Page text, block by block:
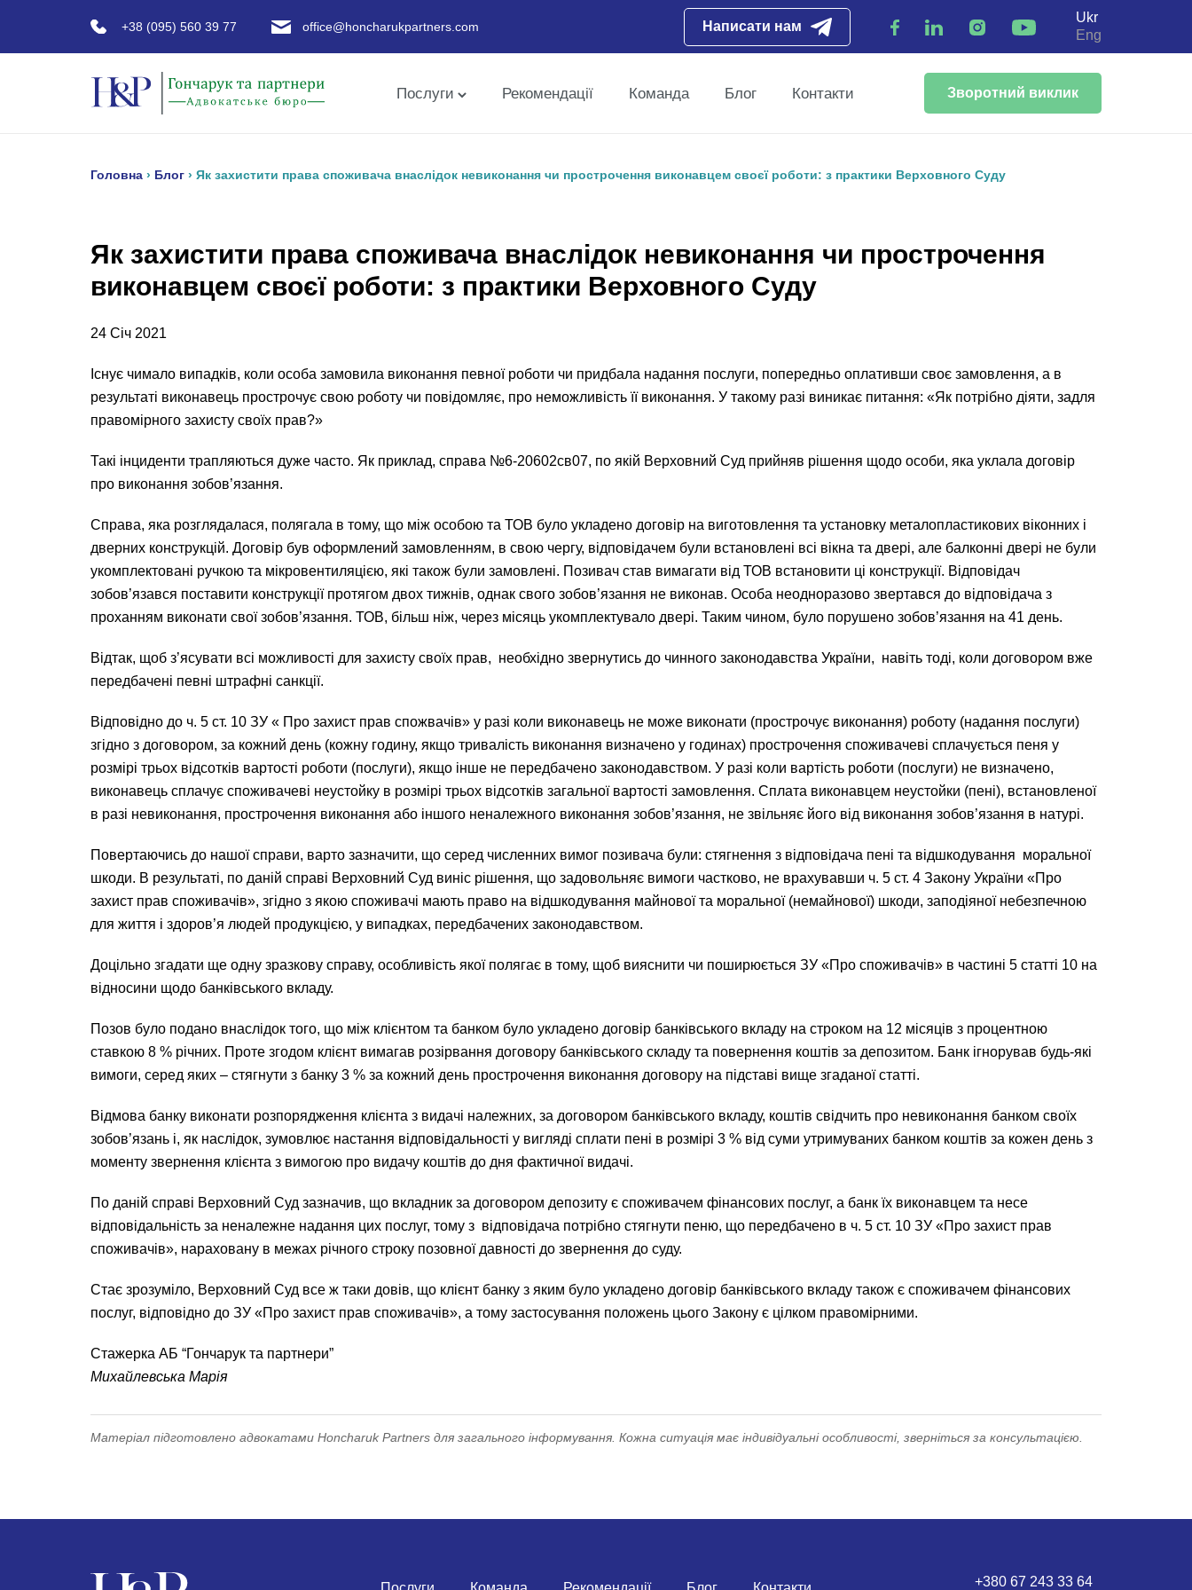
+38 (095) 560 39 77 office@honcharukpartners.com Написати нам
Ukr
Eng
Послуги Рекомендації Команда Блог Контакти Зворотний виклик
Головна › Блог › Як захистити права споживача внаслідок невиконання чи прострочення виконавцем своєї роботи: з практики Верховного Суду
Як захистити права споживача внаслідок невиконання чи прострочення
виконавцем своєї роботи: з практики Верховного Суду
24 Січ 2021
Існує чимало випадків, коли особа замовила виконання певної роботи чи придбала надання послуги, попередньо оплативши своє замовлення, а в
результаті виконавець прострочує свою роботу чи повідомляє, про неможливість її виконання. У такому разі виникає питання: «Як потрібно діяти, задля
правомірного захисту своїх прав?»
Такі інциденти трапляються дуже часто. Як приклад, справа №6-20602св07, по якій Верховний Суд прийняв рішення щодо особи, яка уклала договір
про виконання зобов’язання.
Справа, яка розглядалася, полягала в тому, що між особою та ТОВ було укладено договір на виготовлення та установку металопластикових віконних і
дверних конструкцій. Договір був оформлений замовленням, в свою чергу, відповідачем були встановлені всі вікна та двері, але балконні двері не були
укомплектовані ручкою та мікровентиляцією, які також були замовлені. Позивач став вимагати від ТОВ встановити ці конструкції. Відповідач
зобов’язався поставити конструкції протягом двох тижнів, однак свого зобов’язання не виконав. Особа неодноразово звертався до відповідача з
проханням виконати свої зобов’язання. ТОВ, більш ніж, через місяць укомплектувало двері. Таким чином, було порушено зобов’язання на 41 день.
Відтак, щоб з’ясувати всі можливості для захисту своїх прав, необхідно звернутись до чинного законодавства України, навіть тоді, коли договором вже
передбачені певні штрафні санкції.
Відповідно до ч. 5 ст. 10 ЗУ « Про захист прав спожвачів» у разі коли виконавець не може виконати (прострочує виконання) роботу (надання послуги)
згідно з договором, за кожний день (кожну годину, якщо тривалість виконання визначено у годинах) прострочення споживачеві сплачується пеня у
розмірі трьох відсотків вартості роботи (послуги), якщо інше не передбачено законодавством. У разі коли вартість роботи (послуги) не визначено,
виконавець сплачує споживачеві неустойку в розмірі трьох відсотків загальної вартості замовлення. Сплата виконавцем неустойки (пені), встановленої
в разі невиконання, прострочення виконання або іншого неналежного виконання зобов’язання, не звільняє його від виконання зобов’язання в натурі.
Повертаючись до нашої справи, варто зазначити, що серед численних вимог позивача були: стягнення з відповідача пені та відшкодування моральної
шкоди. В результаті, по даній справі Верховний Суд виніс рішення, що задовольняє вимоги частково, не врахувавши ч. 5 ст. 4 Закону України «Про
захист прав споживачів», згідно з якою споживачі мають право на відшкодування майнової та моральної (немайнової) шкоди, заподіяної небезпечною
для життя і здоров’я людей продукцією, у випадках, передбачених законодавством.
Доцільно згадати ще одну зразкову справу, особливість якої полягає в тому, щоб вияснити чи поширюється ЗУ «Про споживачів» в частині 5 статті 10 на
відносини щодо банківського вкладу.
Позов було подано внаслідок того, що між клієнтом та банком було укладено договір банківського вкладу на строком на 12 місяців з процентною
ставкою 8 % річних. Проте згодом клієнт вимагав розірвання договору банківського складу та повернення коштів за депозитом. Банк ігнорував будь-які
вимоги, серед яких – стягнути з банку 3 % за кожний день прострочення виконання договору на підставі вище згаданої статті.
Відмова банку виконати розпорядження клієнта з видачі належних, за договором банківського вкладу, коштів свідчить про невиконання банком своїх
зобов’язань і, як наслідок, зумовлює настання відповідальності у вигляді сплати пені в розмірі 3 % від суми утримуваних банком коштів за кожен день з
моменту звернення клієнта з вимогою про видачу коштів до дня фактичної видачі.
По даній справі Верховний Суд зазначив, що вкладник за договором депозиту є споживачем фінансових послуг, а банк їх виконавцем та несе
відповідальність за неналежне надання цих послуг, тому з відповідача потрібно стягнути пеню, що передбачено в ч. 5 ст. 10 ЗУ «Про захист прав
споживачів», нараховану в межах річного строку позовної давності до звернення до суду.
Стає зрозуміло, Верховний Суд все ж таки довів, що клієнт банку з яким було укладено договір банківського вкладу також є споживачем фінансових
послуг, відповідно до ЗУ «Про захист прав споживачів», а тому застосування положень цього Закону є цілком правомірними.
Стажерка АБ “Гончарук та партнери”
Михайлевська Марія
Матеріал підготовлено адвокатами Honcharuk Partners для загального інформування. Кожна ситуація має індивідуальні особливості, зверніться за консультацією.
+380 67 243 33 64